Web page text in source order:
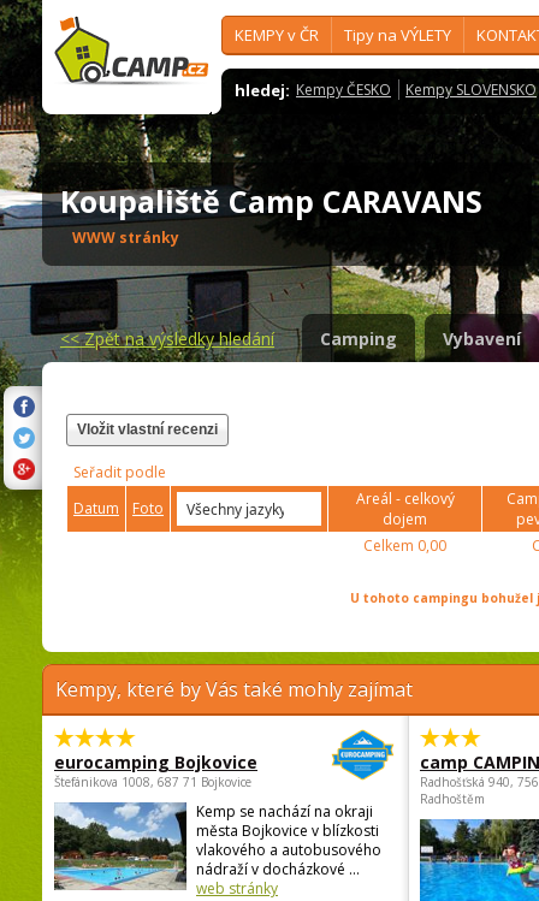
KEMPY v ČR Tipy na VÝLETY
hledej: Kempy ČESKO Kempy SLOVENSKO
Koupaliště Camp CARAVANS
WWW stránky
<<Zpět na výsledky hledání Camping Vybavení
Vložit vlastní recenzi
Seřadit podle
Datum
Foto
Areál - celkový
dojem
Celkem 0,00
U tohoto campingu
Kempy, které by Vás také mohly zajímat
eurocamping Bojkovice
Štefánikova 1008, 687 71 Bojkovice
Kemp se nachází na okraji
města Bojkovice v blízkosti
vlakového a autobusového
nádraží v docházkové ...
web stránky
camp
Radhošťská 940,
Radhoštěm